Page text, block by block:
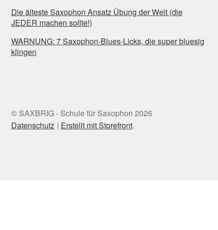
Die älteste Saxophon Ansatz Übung der Welt (die
JEDER machen sollte!)
WARNUNG: 7 Saxophon-Blues-Licks, die super bluesig
klingen
© SAXBRIG - Schule für Saxophon 2026
Datenschutz
Erstellt mit Storefront.